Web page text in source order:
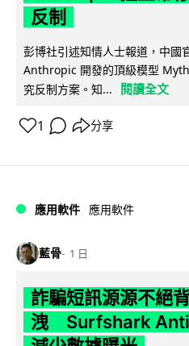
反制
彭博社引述知情人士報道，中國
Anthropic 開發的頂級模型
究反制方案。知...
閱讀全文
1 分享
應用軟件 應用軟件
藍骨 1 日
詐騙短訊源源不絕
洩 Surfshark